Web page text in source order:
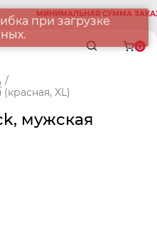
МИНИМАЛЬНАЯ СУММА ЗАКАЗА
0
XL)
мужская
при загрузке